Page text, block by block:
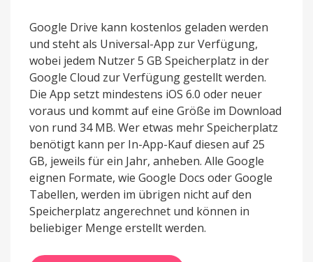
Google Drive kann kostenlos geladen werden
und steht als Universal-App zur Verfügung,
wobei jedem Nutzer 5 GB Speicherplatz in der
Google Cloud zur Verfügung gestellt werden.
Die App setzt mindestens iOS 6.0 oder neuer
voraus und kommt auf eine Größe im Download
von rund 34 MB. Wer etwas mehr Speicherplatz
benötigt kann per In-App-Kauf diesen auf 25
GB, jeweils für ein Jahr, anheben. Alle Google
eignen Formate, wie Google Docs oder Google
Tabellen, werden im übrigen nicht auf den
Speicherplatz angerechnet und können in
beliebiger Menge erstellt werden.